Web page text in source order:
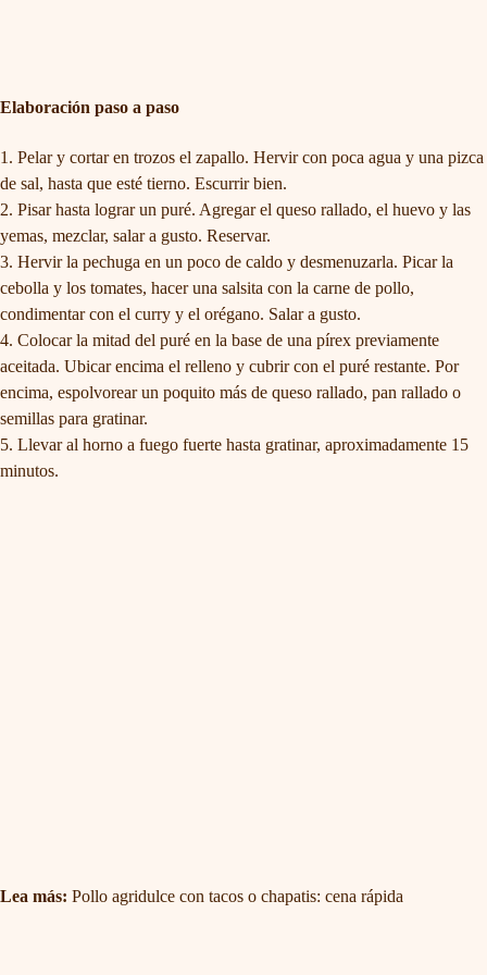
Elaboración paso a paso
Pelar y cortar en trozos el zapallo. Hervir con poca agua y una pizca
de sal, hasta que esté tierno. Escurrir bien.
Pisar hasta lograr un puré. Agregar el queso rallado, el huevo y las
yemas, mezclar, salar a gusto. Reservar.
Hervir la pechuga en un poco de caldo y desmenuzarla. Picar la
cebolla y los tomates, hacer una salsita con la carne de pollo,
condimentar con el curry y el orégano. Salar a gusto.
Colocar la mitad del puré en la base de una pírex previamente
aceitada. Ubicar encima el relleno y cubrir con el puré restante. Por
encima, espolvorear un poquito más de queso rallado, pan rallado o
semillas para gratinar.
Llevar al horno a fuego fuerte hasta gratinar, aproximadamente 15
minutos.
Lea más: Pollo agridulce con tacos o chapatis: cena rápida